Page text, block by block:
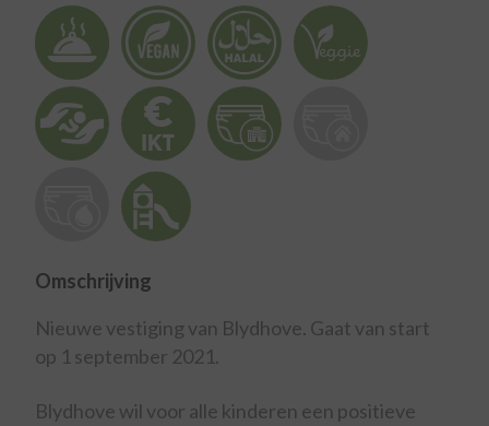
Omschrijving
Nieuwe vestiging van Blydhove. Gaat van start
op 1 september 2021.
Blydhove wil voor alle kinderen een positieve